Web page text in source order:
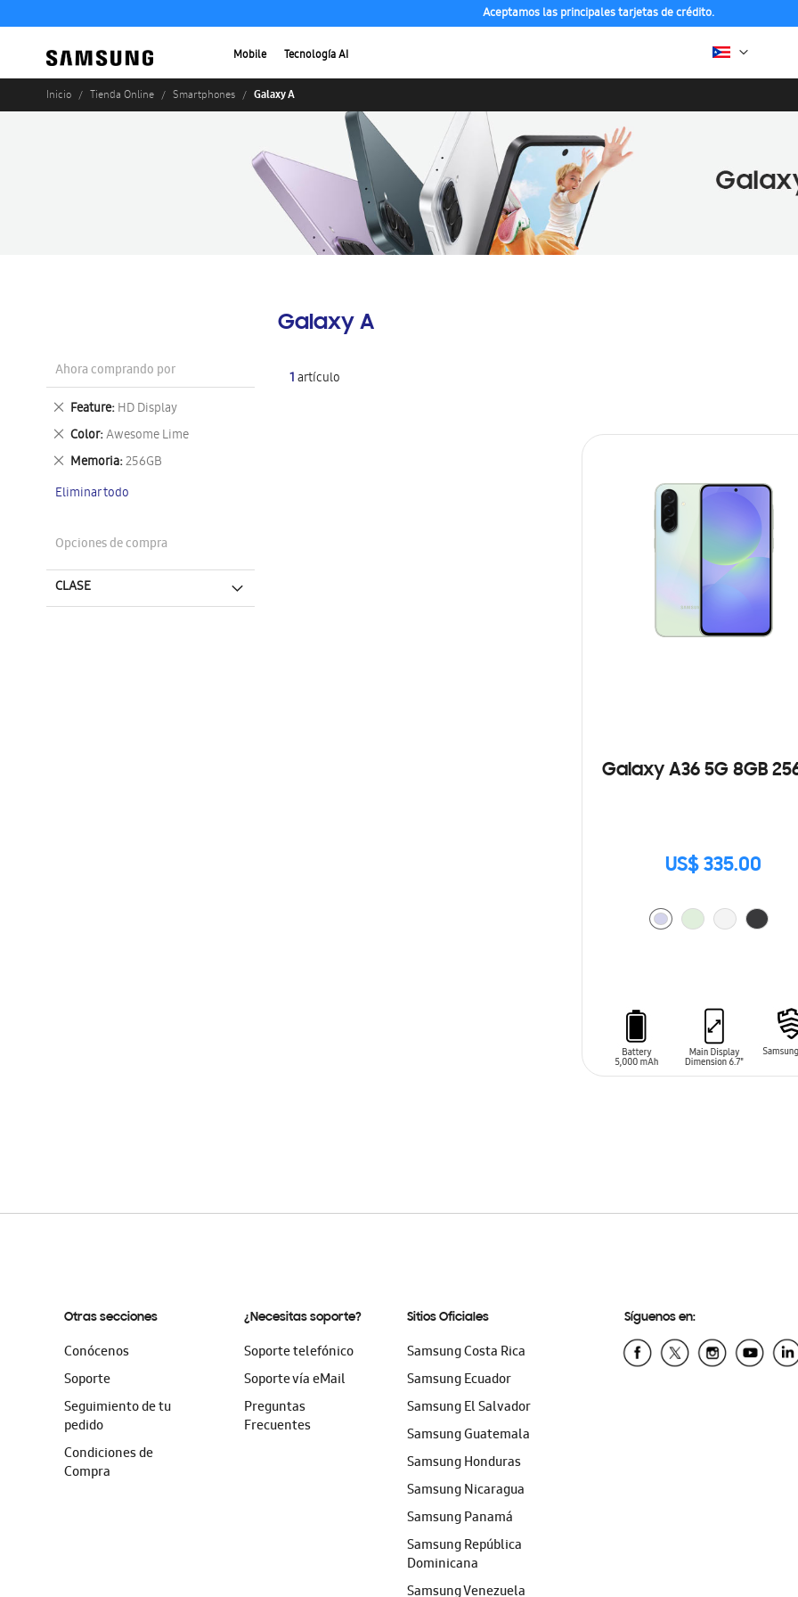
Aceptamos las principales tarjetas de crédito.
Mobile Tecnología AI
Inicio Tienda Online Smartphones Galaxy A
Galaxy A
1artículo
Galaxy A36 5G 8GB
US$ 335.00
Ahora comprando por
Feature HD Display
Eliminar
este
artículo
Color Awesome Lime
Eliminar
este
artículo
Memoria 256GB
Eliminar
artículo
Eliminar todo
Opciones de compra
CLASE
Otras secciones
Conócenos
Soporte
Seguimiento de tu
pedido
Condiciones de
Compra
¿Necesitas soporte?
Soporte telefónico
Soporte vía eMail
Preguntas
Frecuentes
Sitios Oficiales
Samsung Costa Rica
Samsung Ecuador
Samsung El Salvador
Samsung Guatemala
Samsung Honduras
Samsung Nicaragua
Samsung Panamá
Samsung República
Dominicana
Samsung Venezuela
Síguenos en: